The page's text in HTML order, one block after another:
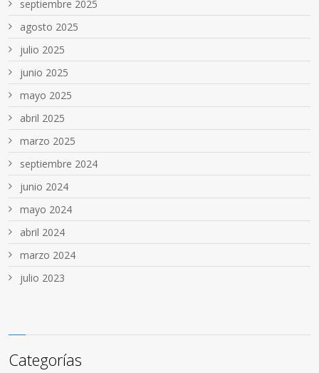
septiembre 2025
agosto 2025
julio 2025
junio 2025
mayo 2025
abril 2025
marzo 2025
septiembre 2024
junio 2024
mayo 2024
abril 2024
marzo 2024
julio 2023
Categorías